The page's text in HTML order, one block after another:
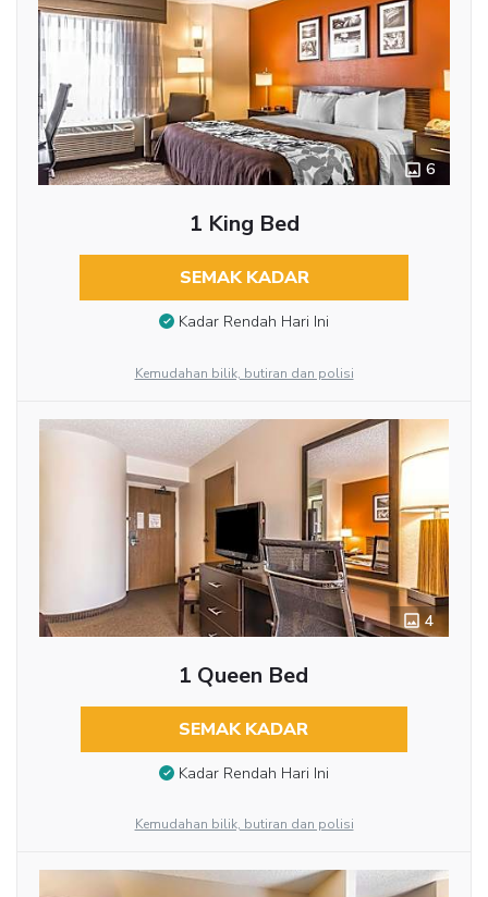
6
1 King Bed
SEMAK KADAR
Kadar Rendah Hari Ini
Kemudahan bilik, butiran dan polisi
4
1 Queen Bed
SEMAK KADAR
Kadar Rendah Hari Ini
Kemudahan bilik, butiran dan polisi